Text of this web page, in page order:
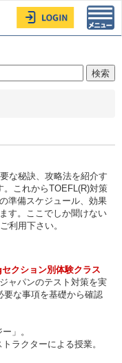
な秘訣、攻略法を紹介す
。これからTOEFL(R)対策
準備スケジュール、効果
す。ここでしか聞けない
利用下さい。
クション別体験クラス
ャパンのテスト対策を実
要な事項を基礎から確認
」。
ラクターによる授業。